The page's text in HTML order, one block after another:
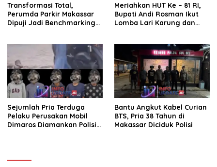
Transformasi Total,
Perumda Parkir Makassar
Dipuji Jadi Benchmarking
Meriahkan HUT Ke – 81 RI,
Bupati Andi Rosman Ikut
Lomba Lari Karung dan
Sejumlah Pria Terduga
Pelaku Perusakan Mobil
Dimaros Diamankan Polisi.
Bantu Angkut Kabel Curian
BTS, Pria 38 Tahun di
Makassar Diciduk Polisi